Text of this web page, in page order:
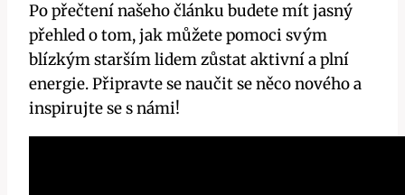
Po přečtení našeho článku budete mít jasný
přehled o tom, jak můžete pomoci svým
blízkým starším lidem zůstat aktivní a plní
energie. Připravte se naučit se něco nového a
inspirujte se s námi!